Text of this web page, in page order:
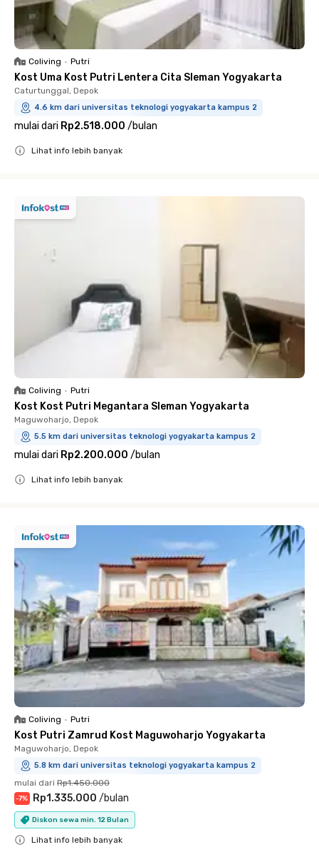
Coliving • Putri
Kost Uma Kost Putri Lentera Cita Sleman Yogyakarta
Caturtunggal, Depok
4.6 km dari universitas teknologi yogyakarta kampus 2
mulai dari Rp2.518.000 /bulan
Lihat info lebih banyak
Coliving • Putri
Kost Kost Putri Megantara Sleman Yogyakarta
Maguwoharjo, Depok
5.5 km dari universitas teknologi yogyakarta kampus 2
mulai dari Rp2.200.000 /bulan
Lihat info lebih banyak
Coliving • Putri
Kost Putri Zamrud Kost Maguwoharjo Yogyakarta
Maguwoharjo, Depok
5.8 km dari universitas teknologi yogyakarta kampus 2
mulai dari Rp1.450.000
-7% Rp1.335.000 /bulan
Diskon sewa min. 12 Bulan
Lihat info lebih banyak